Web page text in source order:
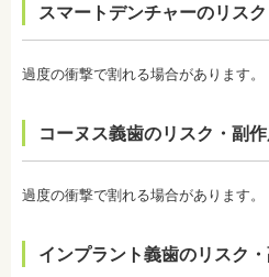
・白さを維持するためにはメ
・ホワイトニングは、歯の表
ケチャップなど避けたほうが
監修医情報 医療法人社団日
日本大学歯学部卒業
日本大学歯学部口腔外科第２
スマートデンチャーのリス
過度の衝撃で割れる場合があります。
コーヌス義歯のリスク・副作
過度の衝撃で割れる場合があります。
インプラント義歯のリスク・